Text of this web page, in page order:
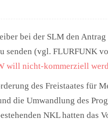
bei der SLM den
(vgl. FLURFUNK
will nicht-kommerziell
des Freistaates für
die Umwandlung des
NKL hatten das